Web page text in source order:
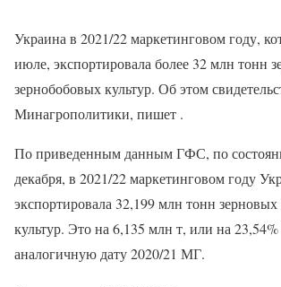
Украина в 2021/22 маркетинговом году,
июле, экспортировала более 32 млн тонн
зернобобовых культур. Об этом
Минагрополитики, пишет .
По приведенным данным ГФС, по
декабря, в 2021/22 маркетинговом году
экспортировала 32,199 млн тонн
культур. Это на 6,135 млн т, или на
аналогичную дату 2020/21 МГ.